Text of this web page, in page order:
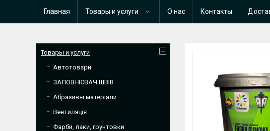
Главная Товары и услуги О нас Контакты
Товары и услуги
Автотовари
ЗАПОВНЮВАЧ ШВІВ
Абразивні матеріали
Вентиляція
Фарби, лаки, ґрунтовки